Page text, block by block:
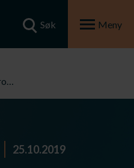
Søk Meny
Målrettet kunnskap for kontroll med lakselus
25.10.2019